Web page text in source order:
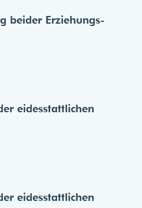
beider Erziehungs­
eides­stattlichen
eides­stattlichen